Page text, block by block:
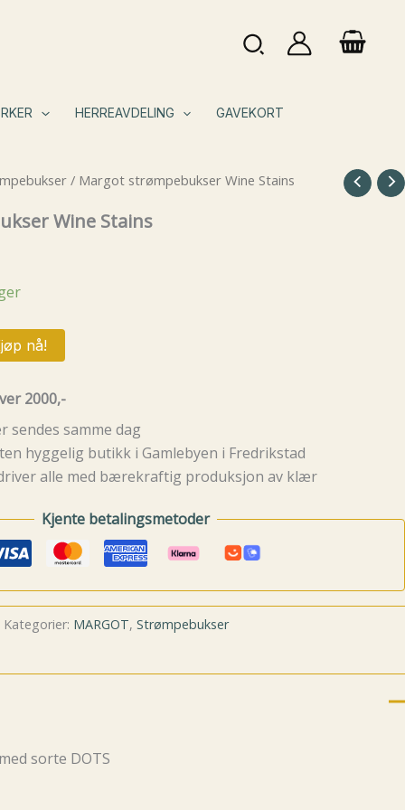
Søk
HERREAVDELING GAVEKORT
/ Margot strømpebukser Wine Stains
Wine Stains
nå!
2000,-
sendes samme dag
hyggelig butikk i Gamlebyen i Fredrikstad
alle med bærekraftig produksjon av klær
Kjente betalingsmetoder
Kategorier: MARGOT, Strømpebukser
sorte DOTS